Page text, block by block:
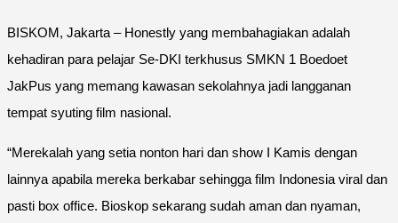
BISKOM, Jakarta – Honestly yang membahagiakan adalah
kehadiran para pelajar Se-DKI terkhusus SMKN 1 Boedoet
JakPus yang memang kawasan sekolahnya jadi langganan
tempat syuting film nasional.
“Merekalah yang setia nonton hari dan show I Kamis dengan
lainnya apabila mereka berkabar sehingga film Indonesia viral dan
pasti box office. Bioskop sekarang sudah aman dan nyaman,